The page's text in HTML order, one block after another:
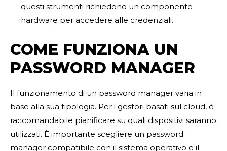
questi strumenti richiedono un componente
hardware per accedere alle credenziali.
COME FUNZIONA UN
PASSWORD MANAGER
Il funzionamento di un password manager varia in
base alla sua tipologia. Per i gestori basati sul cloud, è
raccomandabile pianificare su quali dispositivi saranno
utilizzati. È importante scegliere un password
manager compatibile con il sistema operativo e il